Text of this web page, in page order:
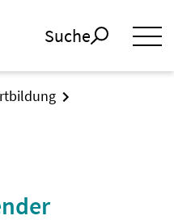
Suche